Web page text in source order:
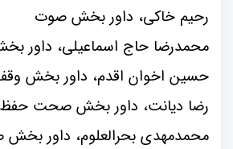
رحیم خاکی، داور بخش صوت
محمدرضا حاج اسماعیلی، داور
حسین اخوان اقدم، داور بخش وقف
رضا دیانت، داور بخش صحت حفظ
محمدمهدی بحرالعلوم، داور